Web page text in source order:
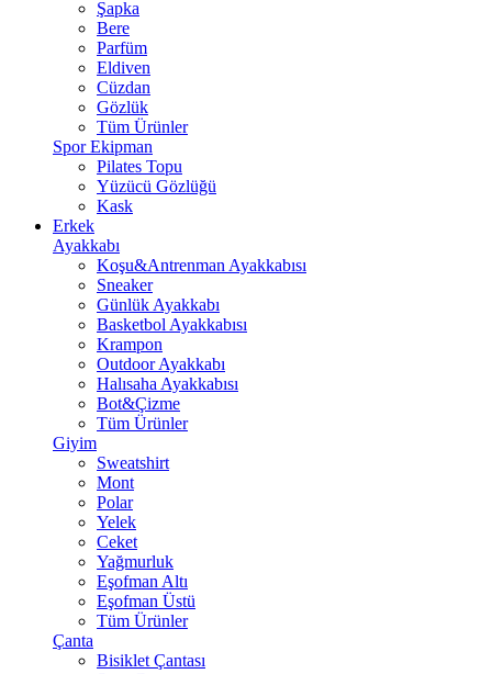
Şapka
Bere
Parfüm
Eldiven
Cüzdan
Gözlük
Tüm Ürünler
Spor Ekipman
Pilates Topu
Yüzücü Gözlüğü
Kask
Erkek
Ayakkabı
Koşu&Antrenman Ayakkabısı
Sneaker
Günlük Ayakkabı
Basketbol Ayakkabısı
Krampon
Outdoor Ayakkabı
Halısaha Ayakkabısı
Bot&Çizme
Tüm Ürünler
Giyim
Sweatshirt
Mont
Polar
Yelek
Ceket
Yağmurluk
Eşofman Altı
Eşofman Üstü
Tüm Ürünler
Çanta
Bisiklet Çantası